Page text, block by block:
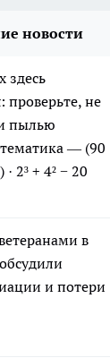
новости
здесь
проверьте, не
пылью
— (90
2³ + 4² − 20
в
и потери